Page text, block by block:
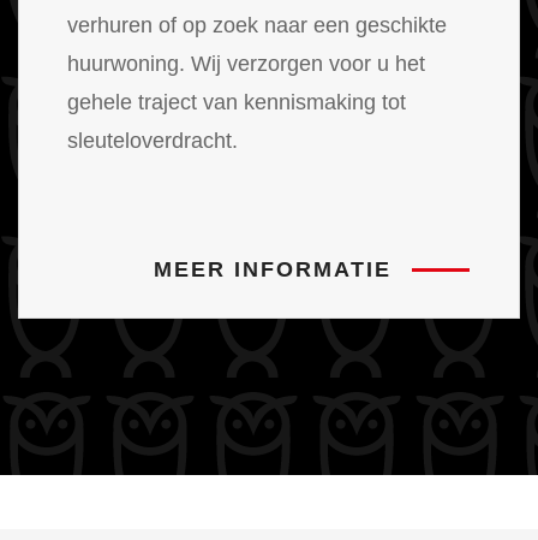
verhuren of op zoek naar een geschikte
huurwoning. Wij verzorgen voor u het
gehele traject van kennismaking tot
sleuteloverdracht.
MEER INFORMATIE